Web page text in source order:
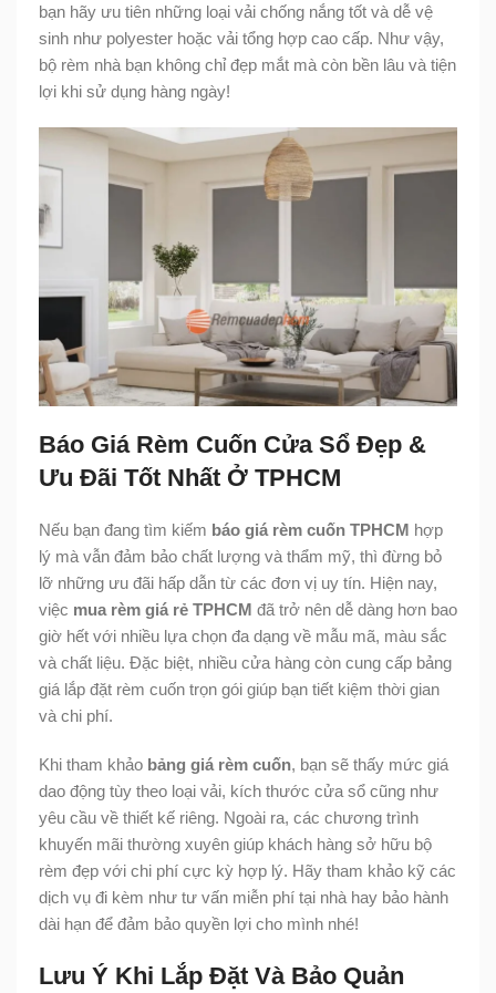
bạn hãy ưu tiên những loại vải chống nắng tốt và dễ vệ
sinh như polyester hoặc vải tổng hợp cao cấp. Như vậy,
bộ rèm nhà bạn không chỉ đẹp mắt mà còn bền lâu và tiện
lợi khi sử dụng hàng ngày!
Báo Giá Rèm Cuốn Cửa Sổ Đẹp &
Ưu Đãi Tốt Nhất Ở TPHCM
Nếu bạn đang tìm kiếm báo giá rèm cuốn TPHCM hợp
lý mà vẫn đảm bảo chất lượng và thẩm mỹ, thì đừng bỏ
lỡ những ưu đãi hấp dẫn từ các đơn vị uy tín. Hiện nay,
việc mua rèm giá rẻ TPHCM đã trở nên dễ dàng hơn bao
giờ hết với nhiều lựa chọn đa dạng về mẫu mã, màu sắc
và chất liệu. Đặc biệt, nhiều cửa hàng còn cung cấp bảng
giá lắp đặt rèm cuốn trọn gói giúp bạn tiết kiệm thời gian
và chi phí.
Khi tham khảo bảng giá rèm cuốn, bạn sẽ thấy mức giá
dao động tùy theo loại vải, kích thước cửa sổ cũng như
yêu cầu về thiết kế riêng. Ngoài ra, các chương trình
khuyến mãi thường xuyên giúp khách hàng sở hữu bộ
rèm đẹp với chi phí cực kỳ hợp lý. Hãy tham khảo kỹ các
dịch vụ đi kèm như tư vấn miễn phí tại nhà hay bảo hành
dài hạn để đảm bảo quyền lợi cho mình nhé!
Lưu Ý Khi Lắp Đặt Và Bảo Quản